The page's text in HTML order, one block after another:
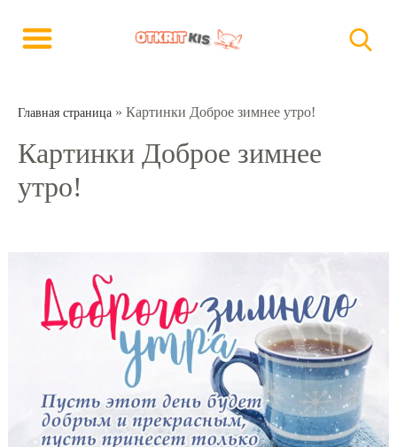
Главная страница » Картинки Доброе зимнее утро!
Картинки Доброе зимнее
утро!